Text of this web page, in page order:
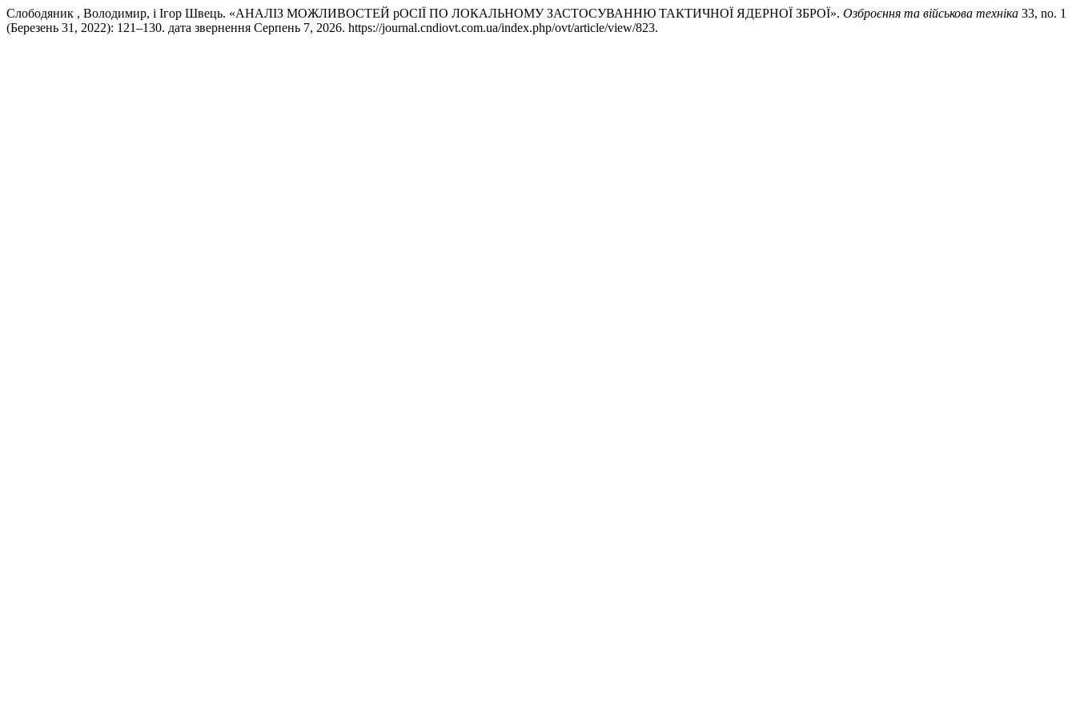
Слободяник , Володимир, і Ігор Швець. «АНАЛІЗ МОЖЛИВОСТЕЙ рОСІЇ ПО ЛОКАЛЬНОМУ ЗАСТОСУВАННЮ ТАКТИЧНОЇ ЯДЕРНОЇ ЗБРОЇ». Озброєння та військова техніка 33, no. 1
(Березень 31, 2022): 121–130. дата звернення Серпень 7, 2026. https://journal.cndiovt.com.ua/index.php/ovt/article/view/823.